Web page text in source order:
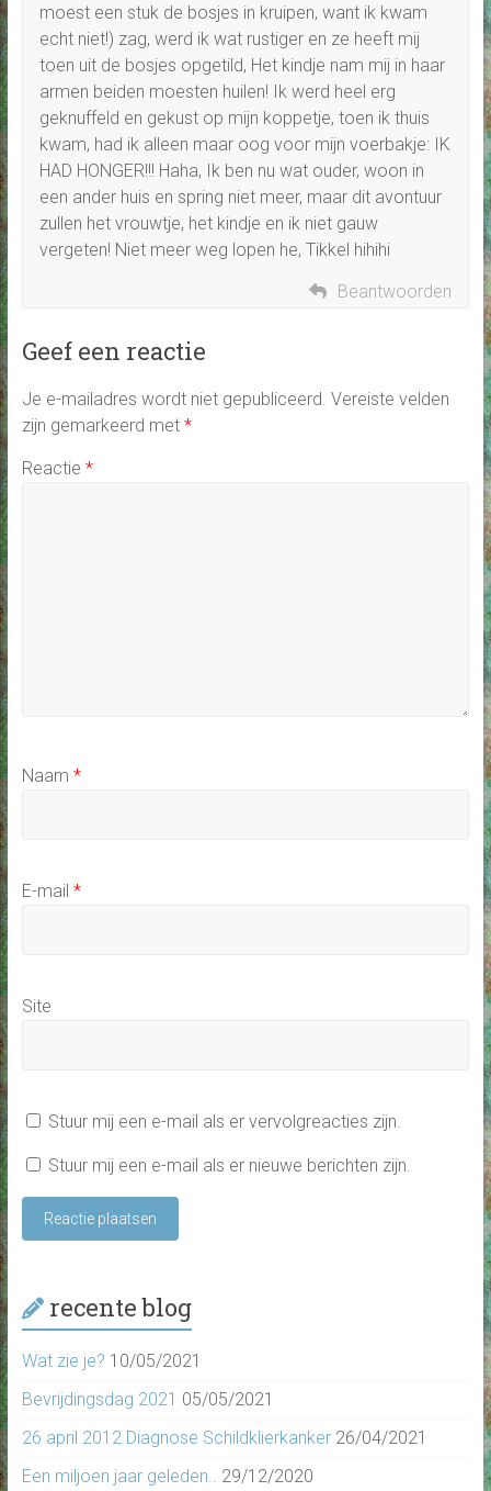
moest een stuk de bosjes in kruipen, want ik kwam
echt niet!) zag, werd ik wat rustiger en ze heeft mij
toen uit de bosjes opgetild, Het kindje nam mij in haar
armen beiden moesten huilen! Ik werd heel erg
geknuffeld en gekust op mijn koppetje, toen ik thuis
kwam, had ik alleen maar oog voor mijn voerbakje: IK
HAD HONGER!!! Haha, Ik ben nu wat ouder, woon in
een ander huis en spring niet meer, maar dit avontuur
zullen het vrouwtje, het kindje en ik niet gauw
vergeten! Niet meer weg lopen he, Tikkel hihihi
Beantwoorden
Geef een reactie
Je e-mailadres wordt niet gepubliceerd. Vereiste velden
zijn gemarkeerd met *
Reactie *
Naam *
E-mail *
Site
Stuur mij een e-mail als er vervolgreacties zijn.
Stuur mij een e-mail als er nieuwe berichten zijn.
recente blog
Wat zie je? 10/05/2021
Bevrijdingsdag 2021 05/05/2021
26 april 2012 Diagnose Schildklierkanker 26/04/2021
Een miljoen jaar geleden..
29/12/2020